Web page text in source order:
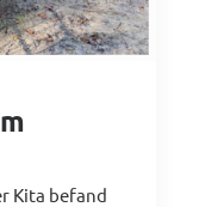
Kita befand